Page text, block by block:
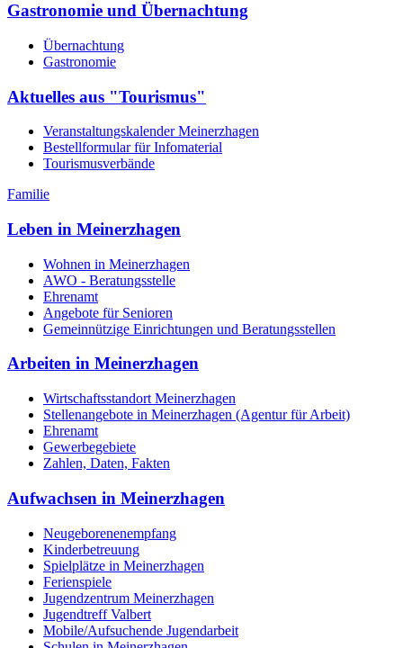
Gastronomie und Übernachtung
Übernachtung
Gastronomie
Aktuelles aus "Tourismus"
Veranstaltungskalender Meinerzhagen
Bestellformular für Infomaterial
Tourismusverbände
Familie
Leben in Meinerzhagen
Wohnen in Meinerzhagen
AWO - Beratungsstelle
Ehrenamt
Angebote für Senioren
Gemeinnützige Einrichtungen und Beratungsstellen
Arbeiten in Meinerzhagen
Wirtschaftsstandort Meinerzhagen
Stellenangebote in Meinerzhagen (Agentur für Arbeit)
Ehrenamt
Gewerbegebiete
Zahlen, Daten, Fakten
Aufwachsen in Meinerzhagen
Neugeborenenempfang
Kinderbetreuung
Spielplätze in Meinerzhagen
Ferienspiele
Jugendzentrum Meinerzhagen
Jugendtreff Valbert
Mobile/Aufsuchende Jugendarbeit